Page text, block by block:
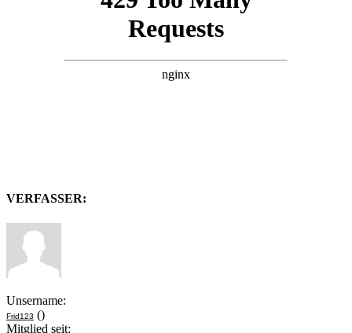
VERFASSER:
Unsername:
Frid123 ()
Mitglied seit: